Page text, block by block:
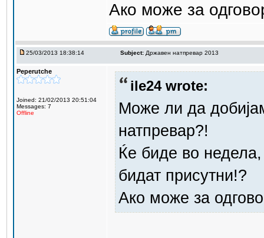
Ако може за
25/03/2013 18:38:14 Subject: Државен натпревар 2013
Peperutche
Joined: 21/02/2013 20:51:04
Messages: 7
Offline
ile24 wrote:
Може ли да
натпревар?!
Ќе биде во
бидат присутни!?
Ако може за